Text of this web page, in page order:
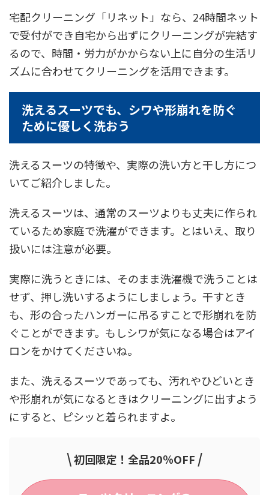
宅配クリーニング「リネット」なら、24時間ネット
で受付ができ自宅から出ずにクリーニングが完結す
るので、時間・労力がかからない上に自分の生活リ
ズムに合わせてクリーニングを活用できます。
洗えるスーツでも、シワや形崩れを防ぐ
ために優しく洗おう
洗えるスーツの特徴や、実際の洗い方と干し方につ
いてご紹介しました。
洗えるスーツは、通常のスーツよりも丈夫に作られ
ているため家庭で洗濯ができます。とはいえ、取り
扱いには注意が必要。
実際に洗うときには、そのまま洗濯機で洗うことは
せず、押し洗いするようにしましょう。干すとき
も、形の合ったハンガーに吊るすことで形崩れを防
ぐことができます。もしシワが気になる場合はアイ
ロンをかけてくださいね。
また、洗えるスーツであっても、汚れやひどいとき
や形崩れが気になるときはクリーニングに出すよう
にすると、ピシッと着られますよ。
\初回限定！全品20％OFF /